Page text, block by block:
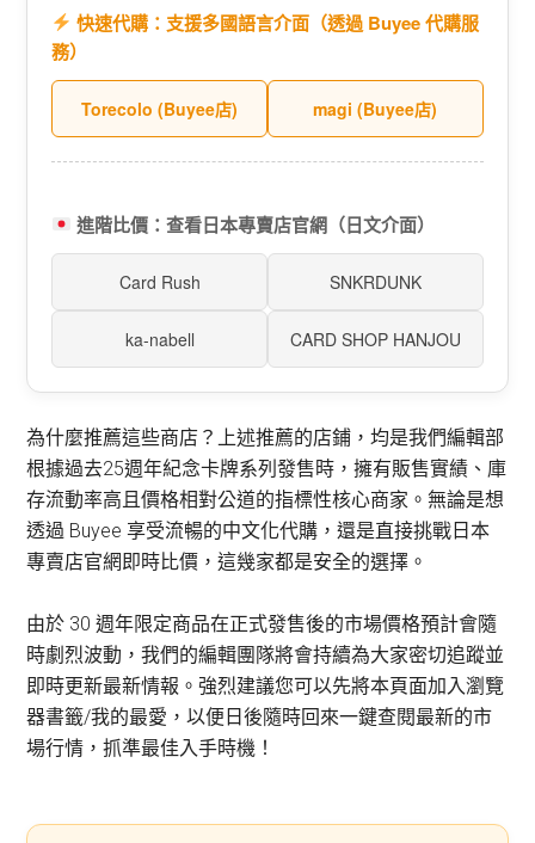
快速代購：支援多國語言介面（透過 Buyee 代購服
務）
Torecolo (Buyee店) magi (Buyee店)
進階比價：查看日本專賣店官網（日文介面）
Card Rush SNKRDUNK
ka-nabell CARD SHOP HANJOU
為什麼推薦這些商店？上述推薦的店鋪，均是我們編輯部
根據過去25週年紀念卡牌系列發售時，擁有販售實績、庫
存流動率高且價格相對公道的指標性核心商家。無論是想
透過 Buyee 享受流暢的中文化代購，還是直接挑戰日本
專賣店官網即時比價，這幾家都是安全的選擇。
由於 30 週年限定商品在正式發售後的市場價格預計會隨
時劇烈波動，我們的編輯團隊將會持續為大家密切追蹤並
即時更新最新情報。強烈建議您可以先將本頁面加入瀏覽
器書籤/我的最愛，以便日後隨時回來一鍵查閱最新的市
場行情，抓準最佳入手時機！